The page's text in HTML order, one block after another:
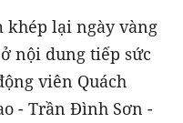
lại ngày vàng
nội dung tiếp sức
viên Quách
- Trần Đình Sơn -